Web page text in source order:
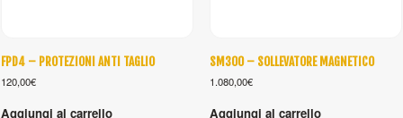
FPD4 – PROTEZIONI ANTI TAGLIO
120,00€
Aggiungi al carrello
SM300 – SOLLEVATORE MAGNETICO
1.080,00€
Aggiungi al carrello